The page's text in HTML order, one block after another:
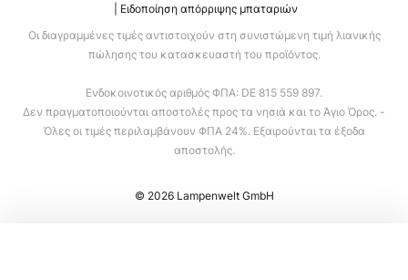
Ειδοποίηση απόρριψης μπαταριών
Οι διαγραμμένες τιμές αντιστοιχούν στη συνιστώμενη τιμή λιανικής
πώλησης του κατασκευαστή του προϊόντος.
Ενδοκοινοτικός αριθμός ΦΠΑ: DE 815 559 897.
Δεν πραγματοποιούνται αποστολές προς τα νησιά και το Άγιο Όρος. -
Όλες οι τιμές περιλαμβάνουν ΦΠΑ 24%. Εξαιρούνται τα έξοδα
αποστολής.
© 2026 Lampenwelt GmbH